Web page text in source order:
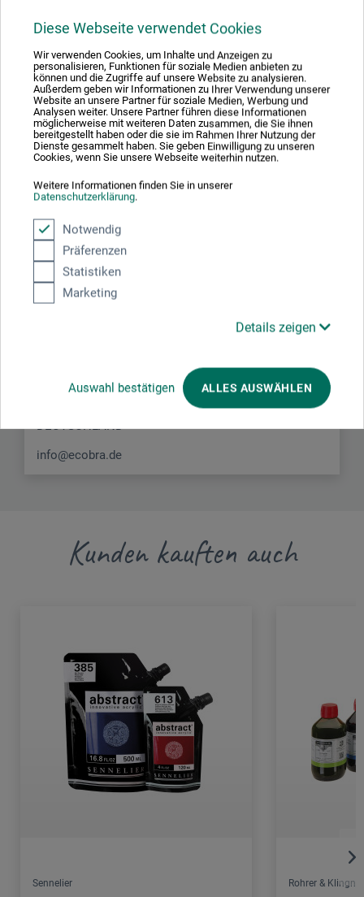
Diese Webseite verwendet Cookies
Wir verwenden Cookies, um Inhalte und Anzeigen zu
personalisieren, Funktionen für soziale Medien anbieten zu
können und die Zugriffe auf unsere Website zu analysieren.
Außerdem geben wir Informationen zu Ihrer Verwendung unserer
Website an unsere Partner für soziale Medien, Werbung und
Analysen weiter. Unsere Partner führen diese Informationen
möglicherweise mit weiteren Daten zusammen, die Sie ihnen
bereitgestellt haben oder die sie im Rahmen Ihrer Nutzung der
Dienste gesammelt haben. Sie geben Einwilligung zu unseren
Cookies, wenn Sie unsere Webseite weiterhin nutzen.
Weitere Informationen finden Sie in unserer
Datenschutzerklärung.
Notwendig
Präferenzen
Statistiken
Marketing
Details zeigen
Auswahl bestätigen ALLES AUSWÄHLEN
Produktbewertungen (0)
Schreiben Sie die erste Bewertung zu diesem Produkt
JETZT PRODUKT BEWERTEN
Hersteller-Kontakt
Hier finden Sie die Kontaktdaten des Herstellers zu
90522 Oberasbach
info@ecobra.de
Kunden kauften auch
Sennelier Rohrer & Klingner